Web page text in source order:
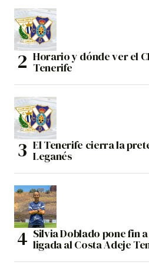
Horario y dónde ver el
Tenerife
El Tenerife cierra la
Leganés
Silvia Doblado pone fin
ligada al Costa Adeje